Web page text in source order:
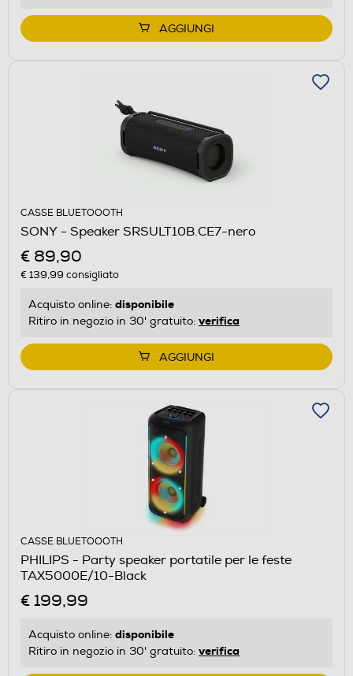
AGGIUNGI
CASSE BLUETOOOTH
SONY - Speaker SRSULT10B.CE7-nero
€ 89,90
€ 139,99 consigliato
Acquisto online: disponibile
Ritiro in negozio in 30' gratuito: verifica
AGGIUNGI
CASSE BLUETOOOTH
PHILIPS - Party speaker portatile per le feste
TAX5000E/10-Black
€ 199,99
Acquisto online: disponibile
Ritiro in negozio in 30' gratuito: verifica